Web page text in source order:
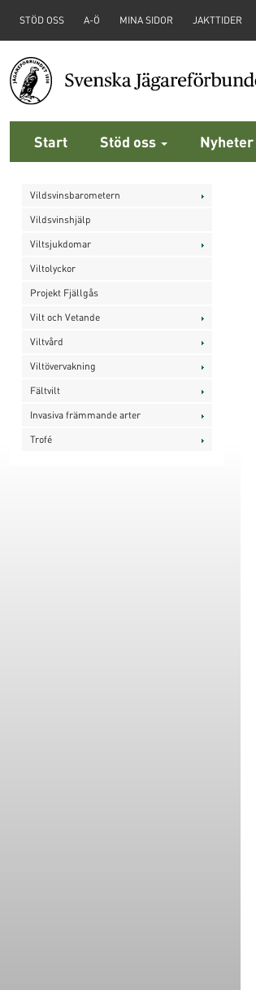
STÖD OSS A-Ö MINA SIDOR JAKTTIDER
Start Stöd oss Nyheter
Vildsvinsbarometern
Vildsvinshjälp
Viltsjukdomar
Viltolyckor
Projekt Fjällgås
Vilt och Vetande
Viltvård
Viltövervakning
Fältvilt
Invasiva främmande arter
Trofé